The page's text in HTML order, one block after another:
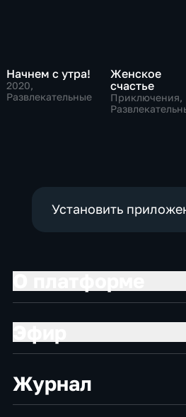
Начнем с утра!
2020,
Развлекательные
Женское
счастье
Приключения,
Установить
Журнал